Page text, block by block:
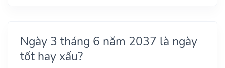
Ngày 3 tháng 6 năm 2037 là ngày
tốt hay xấu?